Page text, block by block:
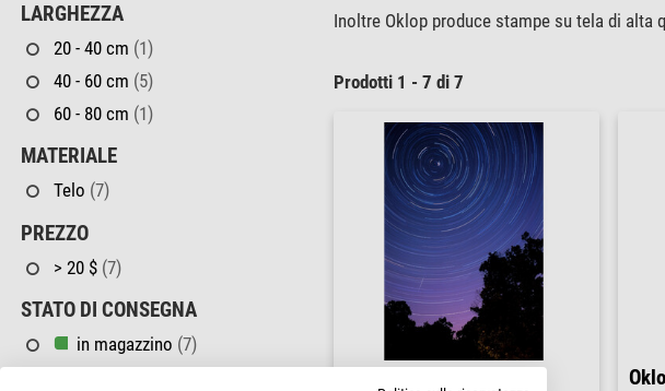
LARGHEZZA
20 - 40 cm (1)
40 - 60 cm (5)
60 - 80 cm (1)
MATERIALE
Telo (7)
PREZZO
> 20 $ (7)
STATO DI CONSEGNA
in magazzino (7)
Inoltre Oklop produce stampe su tela di alta
Prodotti 1 - 7 di 7